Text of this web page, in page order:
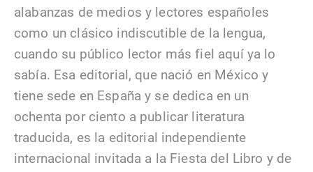
alabanzas de medios y lectores españoles
como un clásico indiscutible de la lengua,
cuando su público lector más fiel aquí ya lo
sabía. Esa editorial, que nació en México y
tiene sede en España y se dedica en un
ochenta por ciento a publicar literatura
traducida, es la editorial independiente
internacional invitada a la Fiesta del Libro y de